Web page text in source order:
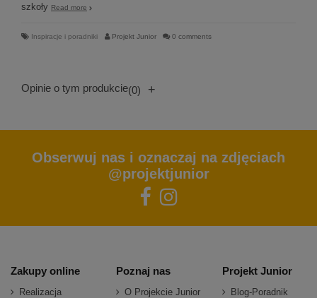
szkoły Read more
Inspiracje i poradniki Projekt Junior 0 comments
Opinie o tym produkcie(0) +
Obserwuj nas i oznaczaj na zdjęciach
@projektjunior
Zakupy online
Realizacja
Poznaj nas
O Projekcie Junior
Projekt Junior
Blog-Poradnik